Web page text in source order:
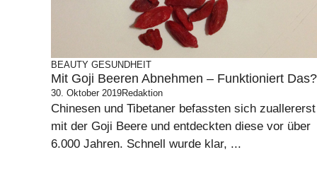
BEAUTY GESUNDHEIT
Mit Goji Beeren Abnehmen – Funktioniert Das?
30. Oktober 2019Redaktion
Chinesen und Tibetaner befassten sich zuallererst
mit der Goji Beere und entdeckten diese vor über
6.000 Jahren. Schnell wurde klar, ...